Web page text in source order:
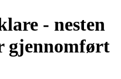
- nesten
gjennomført